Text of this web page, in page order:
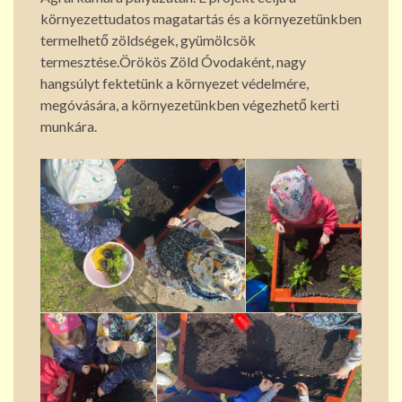
környezettudatos magatartás és a környezetünkben
termelhető zöldségek, gyümölcsök
termesztése.Örökös Zöld Óvodaként, nagy
hangsúlyt fektetünk a környezet védelmére,
megóvására, a környezetünkben végezhető kerti
munkára.